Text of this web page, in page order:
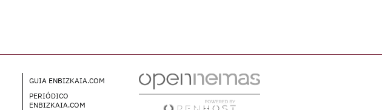
GUIA ENBIZKAIA.COM
PERIÓDICO
ENBIZKAIA.COM